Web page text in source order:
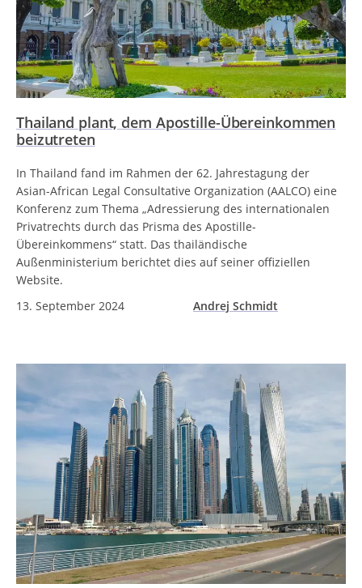
Thailand plant, dem Apostille-Übereinkommen
beizutreten
In Thailand fand im Rahmen der 62. Jahrestagung der
Asian-African Legal Consultative Organization (AALCO) eine
Konferenz zum Thema „Adressierung des internationalen
Privatrechts durch das Prisma des Apostille-
Übereinkommens“ statt. Das thailändische
Außenministerium berichtet dies auf seiner offiziellen
Website.
13. September 2024
Andrej Schmidt